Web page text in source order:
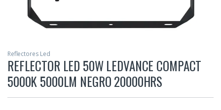
Reflectores Led
REFLECTOR LED 50W LEDVANCE COMPACT
5000K 5000LM NEGRO 20000HRS